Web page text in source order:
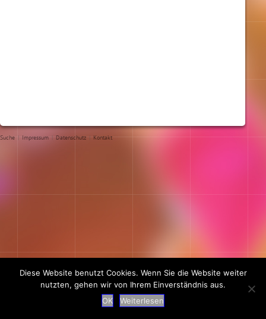
Suche | Impressum | Datenschutz | Kontakt
Diese Website benutzt Cookies. Wenn Sie die Website weiter
nutzten, gehen wir von Ihrem Einverständnis aus.
OK
Weiterlesen